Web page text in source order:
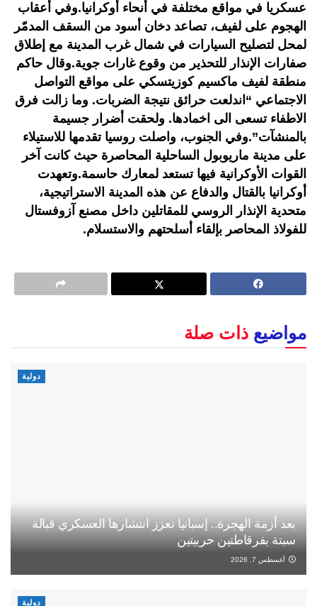
عسكريا في مواقع مختلفة في أنحاء أوكرانيا.وفي أعقاب
الهجوم على لفيف، تصاعد دخان أسود من السقف المدمّر
لمحل لتصليح السيارات في شمال غرب المدينة مع إطلاق
صفارات الإنذار للتحذير من وقوع غارات جوية.وقال حاكم
منطقة لفيف ماكسيم كوزيتسكي على مواقع التواصل
الاجتماعي “اندلعت حرائق نتيجة الضربات. وما زالت فرق
الاطفاء تسعى الى اخمادها. ولحقت أضرار جسيمة
بالمنشآت”.وفي الجنوب، واصلت روسيا تقدمها للاستيلاء
على مدينة ماريوبول الساحلية المحاصرة حيث كانت آخر
القوات الأوكرانية فيها تستعد لمعارك حاسمة.وتعهدت
أوكرانيا بالقتال والدفاع عن هذه المدينة الاستراتيجية،
متحدية الإنذار الروسي للمقاتلين داخل مصنع آزوفستال
للفولاذ المحاصر بإلقاء أسلحتهم والاستسلام.
مواضيع ذات صلة
دولية
بعد أزمة الهجرة.. إسبانيا تعزز انتشارها العسكري قبالة
سبتة بفرقاطتين حربيتين
أغسطس 7, 2026
دولية